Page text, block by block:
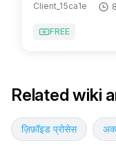
Client_15ca1e
FREE
Related wiki
ज़िफ़ॉइड प्रोसेस